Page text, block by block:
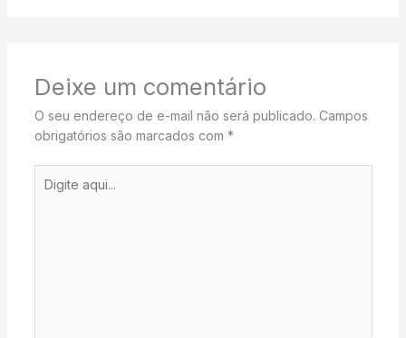
Deixe um comentário
O seu endereço de e-mail não será publicado. Campos
obrigatórios são marcados com *
aqui...